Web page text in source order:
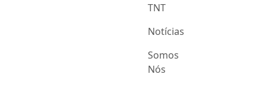
TNT
Notícias
Somos
Nós